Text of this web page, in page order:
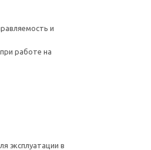
и
работе на
эксплуатации в